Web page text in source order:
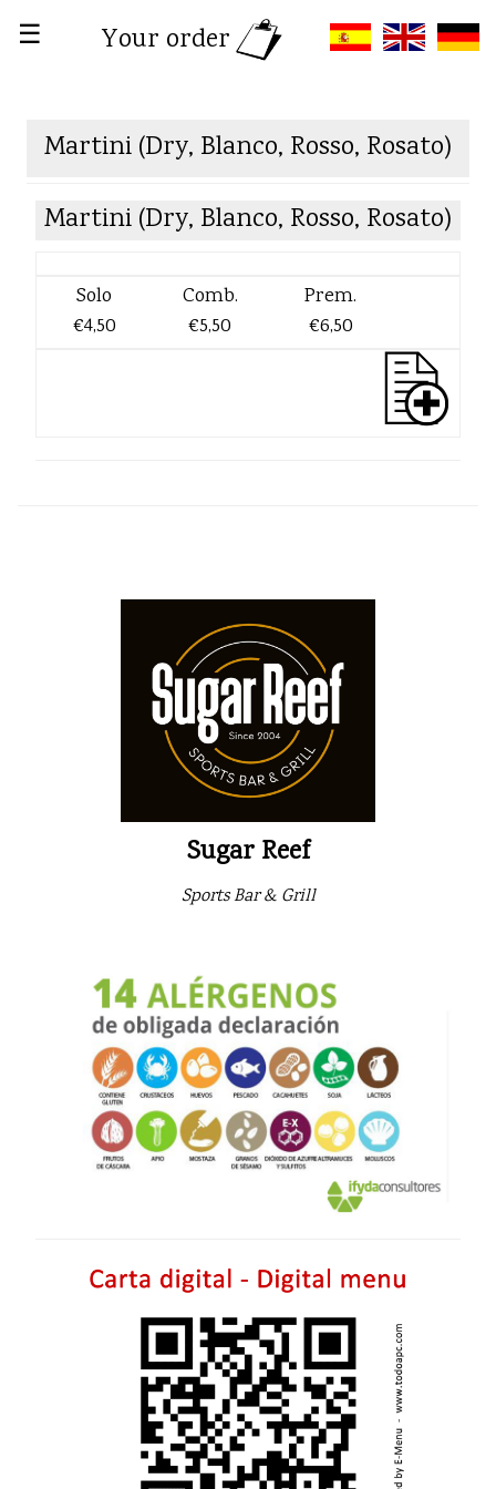
☰ Your order
Martini (Dry, Blanco, Rosso, Rosato)
Martini (Dry, Blanco, Rosso, Rosato)
Solo
€4,50
Comb.
€5,50
Prem.
€6,50
Sugar Reef
Sports Bar & Grill